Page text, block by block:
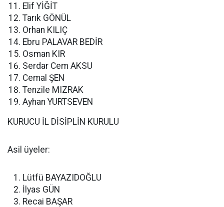
Elif YİĞİT
Tarık GÖNÜL
Orhan KILIÇ
Ebru PALAVAR BEDİR
Osman KIR
Serdar Cem AKSU
Cemal ŞEN
Tenzile MIZRAK
Ayhan YURTSEVEN
KURUCU İL DİSİPLİN KURULU
Asil üyeler:
Lütfü BAYAZIDOĞLU
İlyas GÜN
Recai BAŞAR